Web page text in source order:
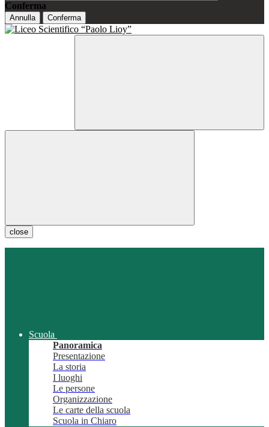
Conferma
Annulla Conferma
close
Scuola
Panoramica
Presentazione
La storia
I luoghi
Le persone
Organizzazione
Le carte della scuola
Scuola in Chiaro